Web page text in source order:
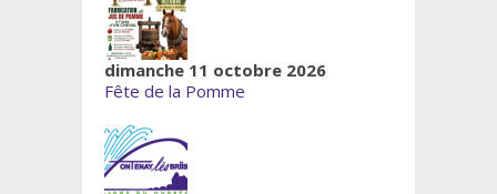
dimanche 11 octobre 2026
Fête de la Pomme